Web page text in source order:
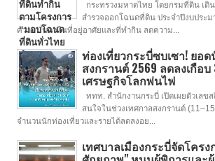
กระทรวงมหาดไทย โดยกรมที่ดิน เดิ
สำรวจออกโฉนดที่ดิน ประจำปีงบประ
ความมั่นคงในที่อยู่อาศัยและที่ทำกิน ลดความ...
ท่องเที่ยวกระบี่ซบเซา! ยอ
สงกรานต์ 2569 ลดลงเกือ
เศรษฐกิจโลกพ่นไฟ
ททท. สำนักงานกระบี่ เปิดเผยตัวเลข
สนใจในช่วงเทศกาลสงกรานต์
จำนวนนักท่องเที่ยวและรายได้ลดลงอย...
เทศบาลเมืองกระบี่จัดโครง